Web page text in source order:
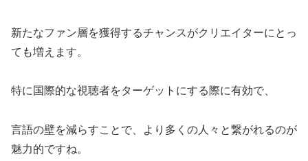
新たなファン層を獲得するチャンスがクリエイターにとっ
ても増えます。
特に国際的な視聴者をターゲットにする際に有効で、
言語の壁を減らすことで、より多くの人々と繋がれるのが
魅力的ですね。